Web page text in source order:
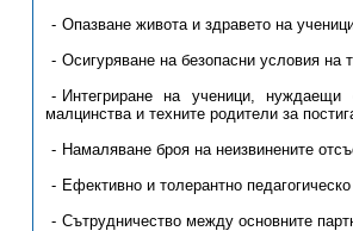
Опазване живота и здравето на
Осигуряване на безопасни условия на
Интегриране на ученици, нуждаещи
малцинства и техните родители за
Намаляване броя на неизвинените
Ефективно и толерантно
Сътрудничество между основните